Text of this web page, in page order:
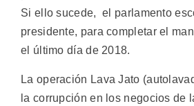
Si ello sucede, el parlamento
presidente, para completar el
el último día de 2018.
La operación Lava Jato
la corrupción en los negocios de